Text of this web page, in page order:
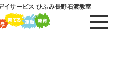
イサービス ひふみ長野石渡教室